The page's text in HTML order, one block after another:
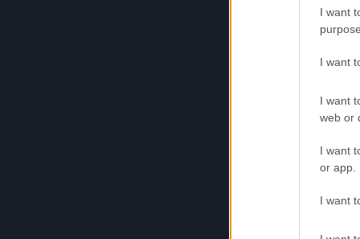
I want
I want
I want
web or
I want
or app.
I want
the